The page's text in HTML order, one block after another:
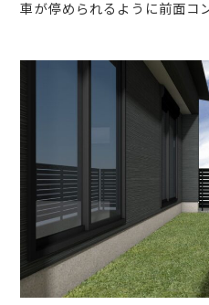
車が停められるように前面コ